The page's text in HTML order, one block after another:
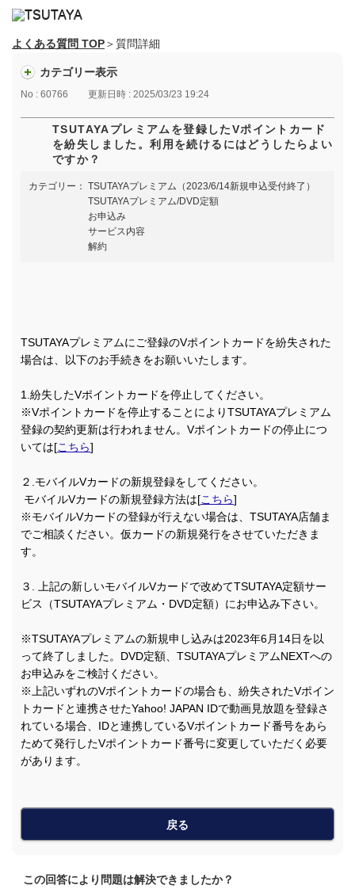
よくある質問 TOP＞質問詳細
カテゴリー表示
No : 60766 更新日時 : 2025/03/23 19:24
TSUTAYAプレミアムを登録したVポイントカード
を紛失しました。利用を続けるにはどうしたらよい
ですか？
カテゴリー： TSUTAYAプレミアム（2023/6/14新規申込受付終了）
TSUTAYAプレミアム/DVD定額
お申込み
サービス内容
解約
TSUTAYAプレミアムにご登録のVポイントカードを紛失された
場合は、以下のお手続きをお願いいたします。
1.紛失したVポイントカードを停止してください。
※Vポイントカードを停止することによりTSUTAYAプレミアム
登録の契約更新は行われません。Vポイントカードの停止につ
いては[こちら]
２.モバイルVカードの新規登録をしてください。
モバイルVカードの新規登録方法は[こちら]
※モバイルVカードの登録が行えない場合は、TSUTAYA店舗ま
でご相談ください。仮カードの新規発行をさせていただきま
す。
３. 上記の新しいモバイルVカードで改めてTSUTAYA定額サー
ビス（TSUTAYAプレミアム・DVD定額）にお申込み下さい。
※TSUTAYAプレミアムの新規申し込みは2023年6月14日を以
って終了しました。DVD定額、TSUTAYAプレミアムNEXTへの
お申込みをご検討ください。
※上記いずれのVポイントカードの場合も、紛失されたVポイン
トカードと連携させたYahoo! JAPAN IDで動画見放題を登録さ
れている場合、IDと連携しているVポイントカード番号をあら
ためて発行したVポイントカード番号に変更していただく必要
があります。
戻る
この回答により問題は解決できましたか？